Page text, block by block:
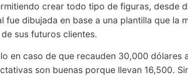
crear todo tipo de figuras, desde
fue dibujada en base a una plantilla que la
sus futuros clientes.
en caso de que recauden 30,000 dólares
son buenas porque llevan 16,500.